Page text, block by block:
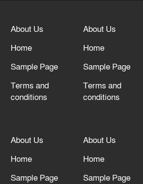
দরজা খোলা রেখেছেন
About Us
Home
Sample Page
Terms and
conditions
About Us
Home
Sample Page
Terms and
conditions
About Us
Home
Sample Page
About Us
Home
Sample Page